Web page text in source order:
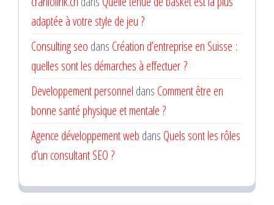
adaptée à votre style de jeu ?
Consulting seo dans Création d’entreprise en Suisse :
quelles sont les démarches à effectuer ?
Developpement personnel dans Comment être en
bonne santé physique et mentale ?
Agence développement web dans Quels sont les rôles
d’un consultant SEO ?